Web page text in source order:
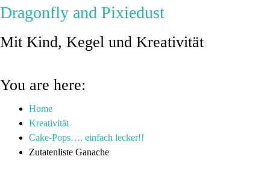
Dragonfly and Pixiedust
Mit Kind, Kegel und Kreativität
You are here:
Home
Kreativität
Cake-Pops…. einfach lecker!!
Zutatenliste Ganache